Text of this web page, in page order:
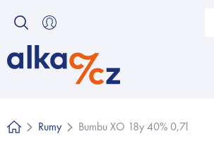
Domů Rumy Bumbu XO 18y 40% 0,7l